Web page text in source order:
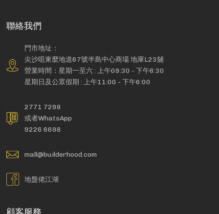
聯絡我們
門市地址：
尖沙咀東麼地道67號半島中心商場 地庫L23舖
營業時間：星期一至六 : 上午09:30 - 下午6:30
星期日及公眾假期 : 上午11:00 - 下午6:00
2771 7298
或者WhatsApp
9226 6698
mall@builderhood.com
地盤佬江湖
顧客服務